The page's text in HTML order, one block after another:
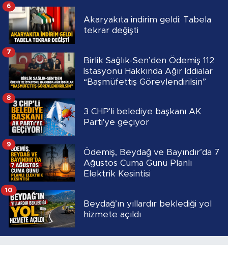
Akaryakıta indirim geldi: Tabela
tekrar değişti
6
Birlik Sağlık-Sen’den Ödemiş 112
İstasyonu Hakkında Ağır İddialar
“Başmüfettiş Görevlendirilsin”
7
3 CHP'li belediye başkanı AK
Parti'ye geçiyor
8
Ödemiş, Beydağ ve Bayındır’da 7
Ağustos Cuma Günü Planlı
Elektrik Kesintisi
9
Beydağ’ın yıllardır beklediği yol
hizmete açıldı
10